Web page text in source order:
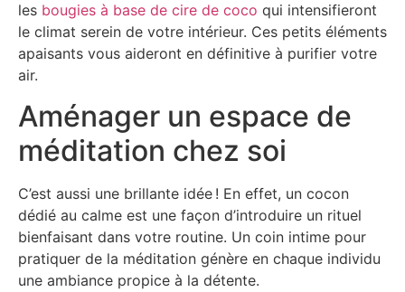
les bougies à base de cire de coco qui intensifieront
le climat serein de votre intérieur. Ces petits éléments
apaisants vous aideront en définitive à purifier votre
air.
Aménager un espace de
méditation chez soi
C’est aussi une brillante idée ! En effet, un cocon
dédié au calme est une façon d’introduire un rituel
bienfaisant dans votre routine. Un coin intime pour
pratiquer de la méditation génère en chaque individu
une ambiance propice à la détente.